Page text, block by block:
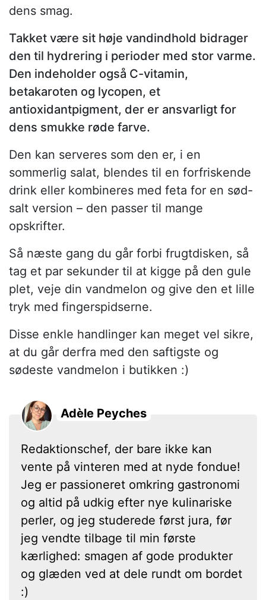
dens smag.
Takket være sit høje vandindhold bidrager
den til hydrering i perioder med stor varme.
Den indeholder også C-vitamin,
betakaroten og lycopen, et
antioxidantpigment, der er ansvarligt for
dens smukke røde farve.
Den kan serveres som den er, i en
sommerlig salat, blendes til en forfriskende
drink eller kombineres med feta for en sød-
salt version – den passer til mange
opskrifter.
Så næste gang du går forbi frugtdisken, så
tag et par sekunder til at kigge på den gule
plet, veje din vandmelon og give den et lille
tryk med fingerspidserne.
Disse enkle handlinger kan meget vel sikre,
at du går derfra med den saftigste og
sødeste vandmelon i butikken :)
Adèle Peyches
Redaktionschef, der bare ikke kan
vente på vinteren med at nyde fondue!
Jeg er passioneret omkring gastronomi
og altid på udkig efter nye kulinariske
perler, og jeg studerede først jura, før
jeg vendte tilbage til min første
kærlighed: smagen af gode produkter
og glæden ved at dele rundt om bordet
:)